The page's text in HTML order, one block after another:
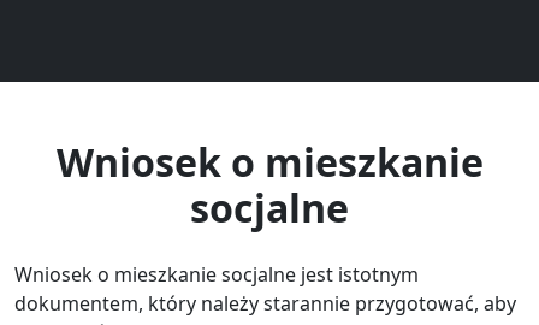
Wniosek o mieszkanie
socjalne
Wniosek o mieszkanie socjalne jest istotnym
dokumentem, który należy starannie przygotować, aby